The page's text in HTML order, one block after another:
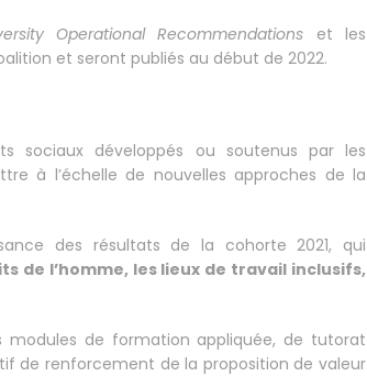
Operational Recommendations et les
et seront publiés au début de 2022.
sociaux développés ou soutenus par les
à l’échelle de nouvelles approches de la
des résultats de la cohorte 2021, qui
de l’homme, les lieux de travail inclusifs,
modules de formation appliquée, de tutorat
de renforcement de la proposition de valeur